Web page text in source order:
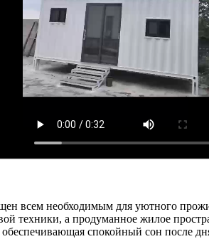
всем необходимым для уютного
а продуманное жилое
спокойный сон после